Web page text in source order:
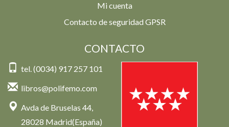
Mi cuenta
Contacto de seguridad GPSR
CONTACTO
tel. (0034) 917 257 101
libros@polifemo.com
Avda de Bruselas 44,
28028 Madrid(España)